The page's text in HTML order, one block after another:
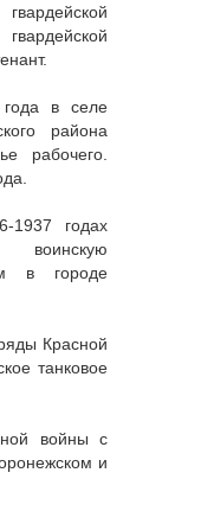
в селе
района
рабочего.
1937 годах
воинскую
в городе
Красной
танковое
войны с
и